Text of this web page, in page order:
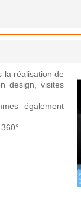
la réalisation de
design, visites
également